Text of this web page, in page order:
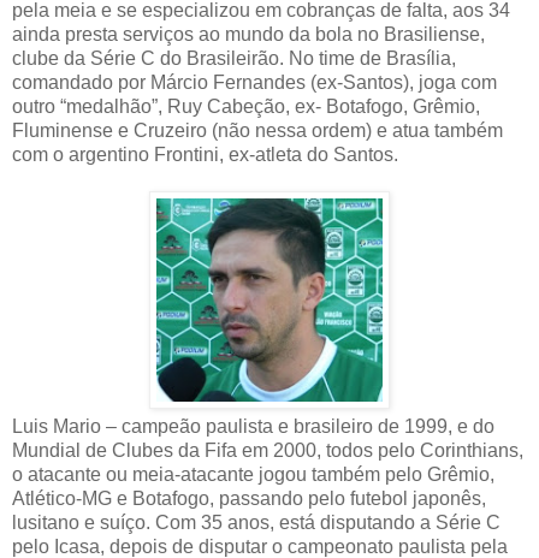
pela meia e se especializou em cobranças de falta, aos 34
ainda presta serviços ao mundo da bola no Brasiliense,
clube da Série C do Brasileirão. No time de Brasília,
comandado por Márcio Fernandes (ex-Santos), joga com
outro “medalhão”, Ruy Cabeção, ex- Botafogo, Grêmio,
Fluminense e Cruzeiro (não nessa ordem) e atua também
com o argentino Frontini, ex-atleta do Santos.
Luis Mario – campeão paulista e brasileiro de 1999, e do
Mundial de Clubes da Fifa em 2000, todos pelo Corinthians,
o atacante ou meia-atacante jogou também pelo Grêmio,
Atlético-MG e Botafogo, passando pelo futebol japonês,
lusitano e suíço. Com 35 anos, está disputando a Série C
pelo Icasa, depois de disputar o campeonato paulista pela